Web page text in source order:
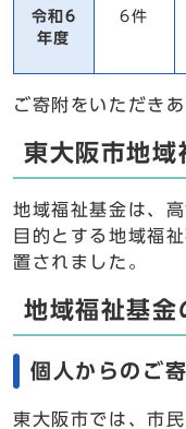
令和6
年度
6件
ご寄附をいただき
東大阪市地域
地域福祉基金は、
目的とする地域福
置されました。
地域福祉基金
個人からのご
東大阪市では、市